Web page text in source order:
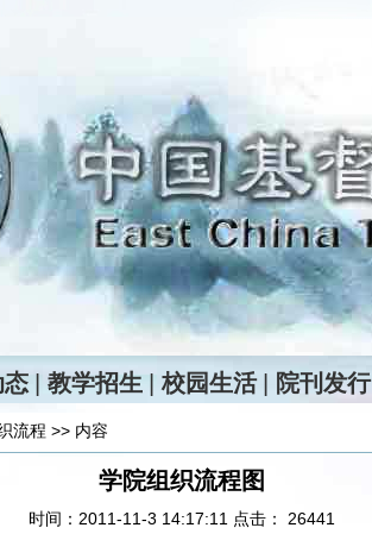
态 教学招生 校园生活 院刊发行
流程 >> 内容
学院组织流程图
时间：2011-11-3 14:17:11 点击： 26441